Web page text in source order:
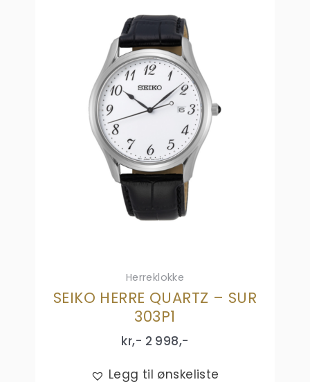
Herreklokke
SEIKO HERRE QUARTZ – SUR
303P1
kr,- 2 998,-
Legg til ønskeliste